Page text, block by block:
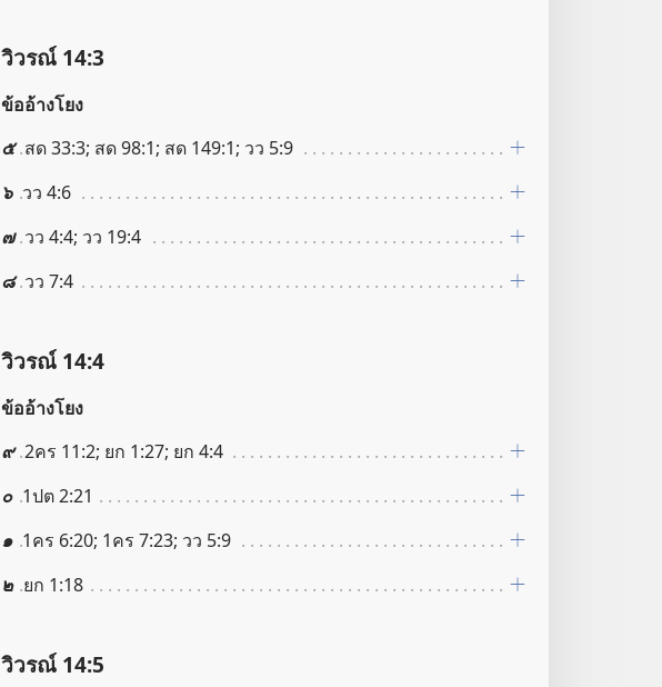
วิวรณ์ 14:3
ข้ออ้างโยง
๕ สด 33:3; สด 98:1; สด 149:1; วว 5:9
๖ วว 4:6
๗ วว 4:4; วว 19:4
๘ วว 7:4
วิวรณ์ 14:4
ข้ออ้างโยง
๙ 2คร 11:2; ยก 1:27; ยก 4:4
๐ 1ปต 2:21
๑ 1คร 6:20; 1คร 7:23; วว 5:9
๒ ยก 1:18
วิวรณ์ 14:5